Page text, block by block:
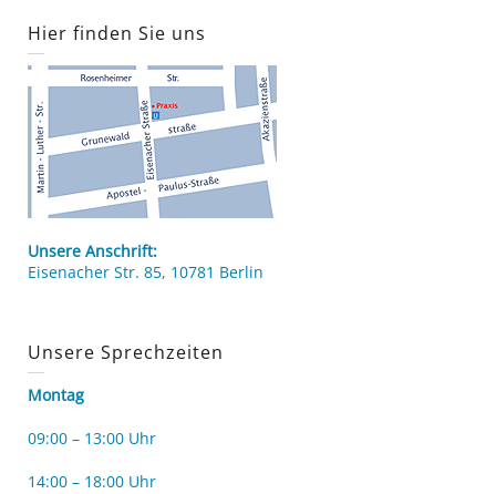
Hier finden Sie uns
Unsere Anschrift:
Eisenacher Str. 85, 10781 Berlin
Unsere Sprechzeiten
Montag
09:00 – 13:00 Uhr
14:00 – 18:00 Uhr